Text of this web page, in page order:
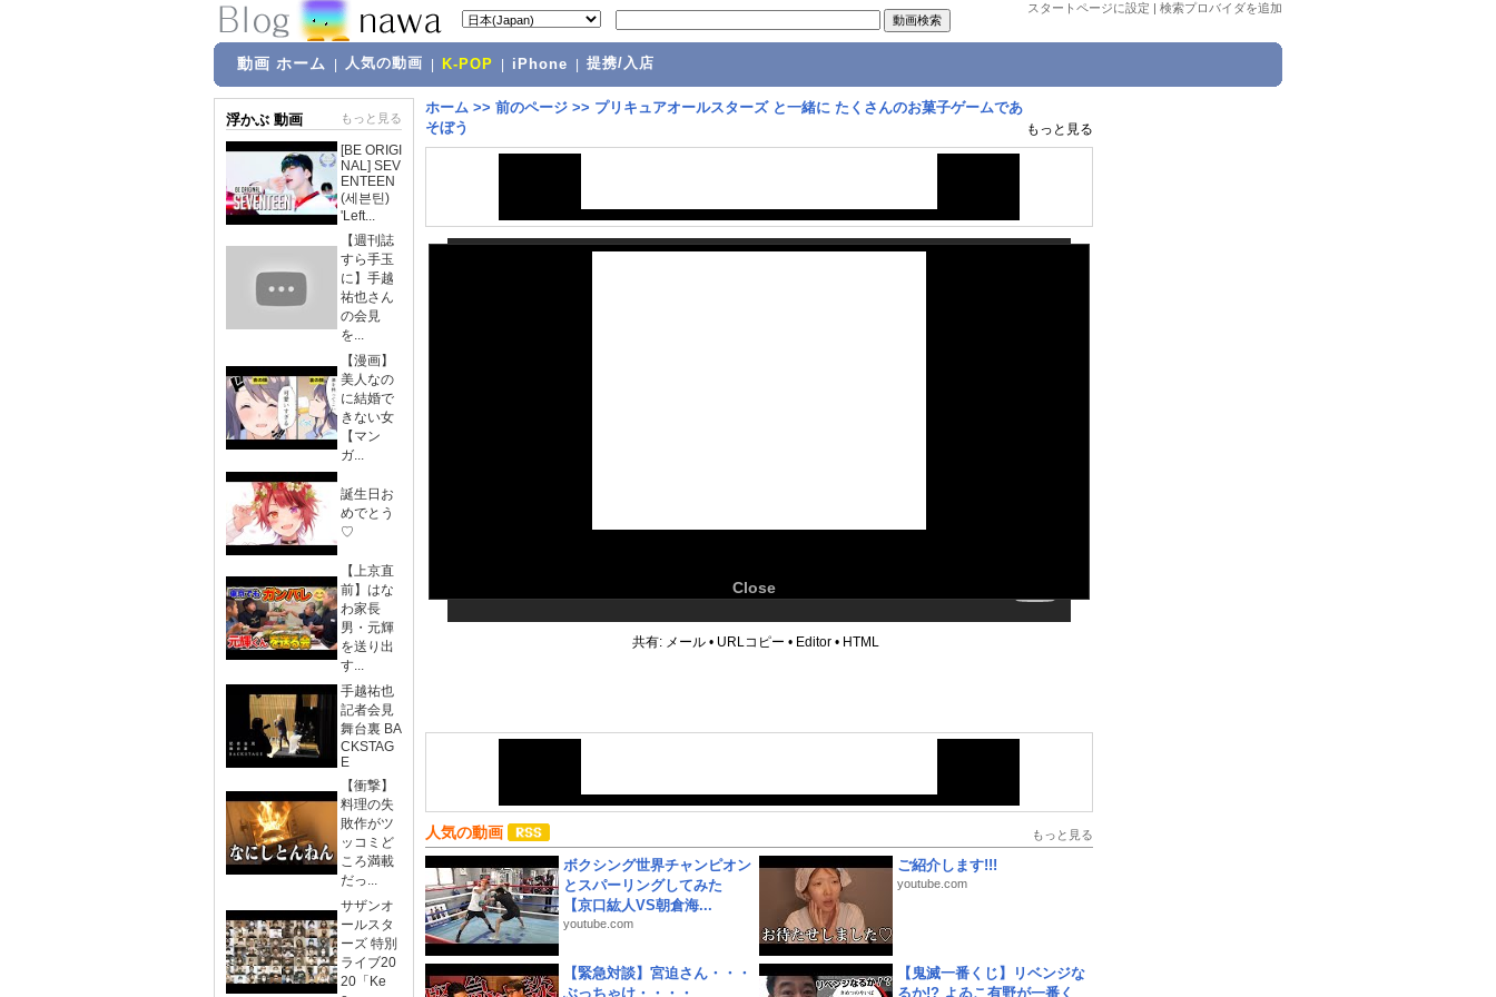
スタートページに設定 | 検索プロバイダを追加
動画 ホーム 人気の動画 K-POP iPhone 提携/入店
浮かぶ 動画 もっと見る
[BE ORIGI
NAL] SEV
ENTEEN
(세븐틴)
'Left...
【週刊誌
すら手玉
に】手越
祐也さん
の会見
を...
【漫画】
美人なの
に結婚で
きない女
【マン
ガ...
誕生日お
めでとう
♡
【上京直
前】はな
わ家長
男・元輝
を送り出
す...
手越祐也
記者会見
舞台裏 BA
CKSTAG
E
【衝撃】
料理の失
敗作がツ
ッコミど
ころ満載
だっ...
サザンオ
ールスタ
ーズ 特別
ライブ20
20「Ke
ホーム >> 前のページ >> プリキュアオールスターズ と一緒に たくさんのお菓子ゲームであ
そぼう
もっと見る
Close
共有: メール • URLコピー • Editor • HTML
人気の動画 もっと見る
ボクシング世界チャンピオン
とスパーリングしてみた
【京口紘人VS朝倉海...
youtube.com
ご紹介します!!!
youtube.com
【緊急対談】宮迫さん・・・
ぶっちゃけ・・・・
【鬼滅一番くじ】リベンジな
るか!? よゐこ有野が一番く